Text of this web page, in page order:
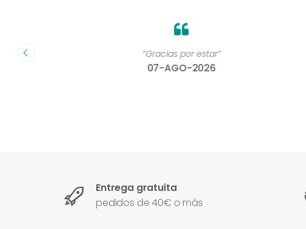
“Gracias por estar”
07-AGO-2026
Entrega gratuita
pedidos de 40€ o más